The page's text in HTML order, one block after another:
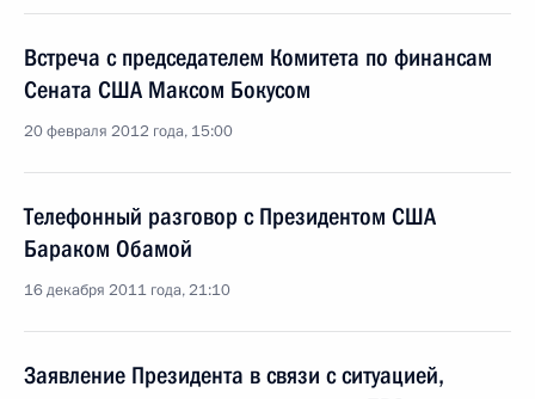
Встреча с председателем Комитета по финансам
Сената США Максом Бокусом
20 февраля 2012 года, 15:00
Телефонный разговор с Президентом США
Бараком Обамой
16 декабря 2011 года, 21:10
Заявление Президента в связи с ситуацией,